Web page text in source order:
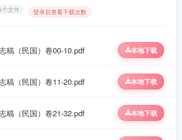
个文件 登录后查看下载次数
稿（民国）卷00-10.pdf 本地下载
稿（民国）卷11-20.pdf 本地下载
稿（民国）卷21-32.pdf 本地下载